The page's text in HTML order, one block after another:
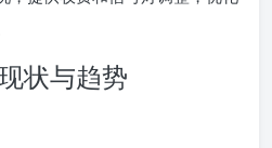
状与趋势